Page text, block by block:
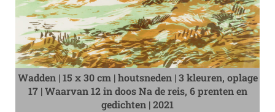
Wadden | 15 x 30 cm | houtsneden | 3 kleuren, oplage
17 | Waarvan 12 in doos Na de reis, 6 prenten en
gedichten | 2021